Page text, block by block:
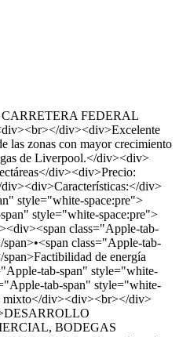
FEDERAL
div><div>Excelente
las zonas con mayor crecimiento
de Liverpool.</div><div>
div><div>Precio:
div>
style="white-space:pre">
style="white-space:pre">
class="Apple-tab-
class="Apple-tab-
de energía
tab-span" style="white-
tab-span" style="white-
mixto</div><div><br></div>
BODEGAS